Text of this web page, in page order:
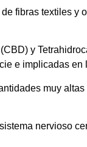
fibras textiles y
y
e implicadas
muy
nervioso